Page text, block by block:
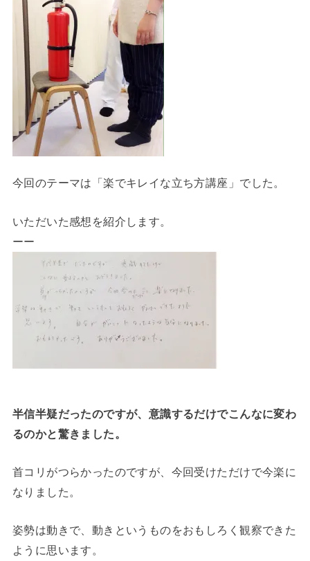
今回のテーマは「楽でキレイな立ち方講座」でした。
いただいた感想を紹介します。
ーー
半信半疑だったのですが、意識するだけでこんなに変わ
るのかと驚きました。
首コリがつらかったのですが、今回受けただけで今楽に
なりました。
姿勢は動きで、動きというものをおもしろく観察できた
ように思います。